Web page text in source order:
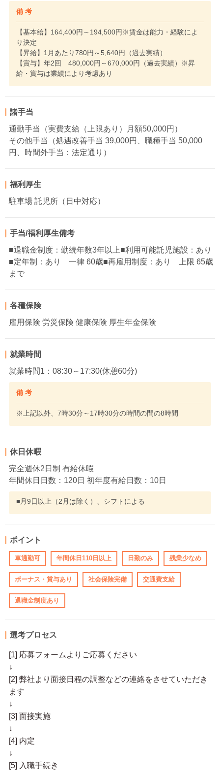
備 考
【基本給】164,400円～194,500円※賃金は能力・経験によ
り決定
【昇給】1月あたり780円～5,640円（過去実績）
【賞与】年2回 480,000円～670,000円（過去実績）※昇
給・賞与は業績により考慮あり
諸手当
通勤手当（実費支給（上限あり）月額50,000円）
その他手当（処遇改善手当 39,000円、職種手当 50,000
円、時間外手当：法定通り）
福利厚生
駐車場 託児所（日中対応）
手当/福利厚生備考
■退職金制度：勤続年数3年以上■利用可能託児施設：あり
■定年制：あり 一律 60歳■再雇用制度：あり 上限 65歳
まで
各種保険
雇用保険 労災保険 健康保険 厚生年金保険
就業時間
就業時間1：08:30～17:30(休憩60分)
備 考
※上記以外、7時30分～17時30分の時間の間の8時間
休日休暇
完全週休2日制 有給休暇
年間休日日数：120日 初年度有給日数：10日
■月9日以上（2月は除く）、シフトによる
ポイント
車通勤可 年間休日110日以上 日勤のみ 残業少なめ
ボーナス・賞与あり 社会保険完備 交通費支給
退職金制度あり
選考プロセス
[1] 応募フォームよりご応募ください
↓
[2] 弊社より面接日程の調整などの連絡をさせていただき
ます
↓
[3] 面接実施
↓
[4] 内定
↓
[5] 入職手続き